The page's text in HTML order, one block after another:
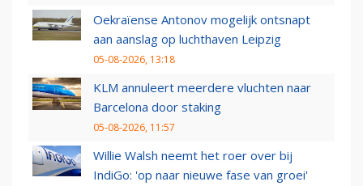
Oekraïense Antonov mogelijk ontsnapt
aan aanslag op luchthaven Leipzig
05-08-2026, 13:18
KLM annuleert meerdere vluchten naar
Barcelona door staking
05-08-2026, 11:57
Willie Walsh neemt het roer over bij
IndiGo: 'op naar nieuwe fase van groei'